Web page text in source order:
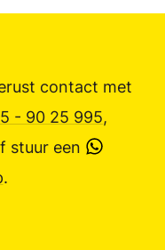
contact met
- 90 25 995,
stuur een
.